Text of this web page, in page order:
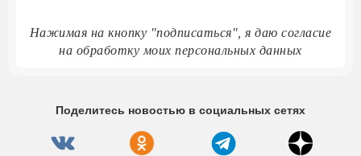
Нажимая на кнопку "подписаться", я даю согласие
на обработку моих персональных данных
Поделитесь новостью в социальных сетях